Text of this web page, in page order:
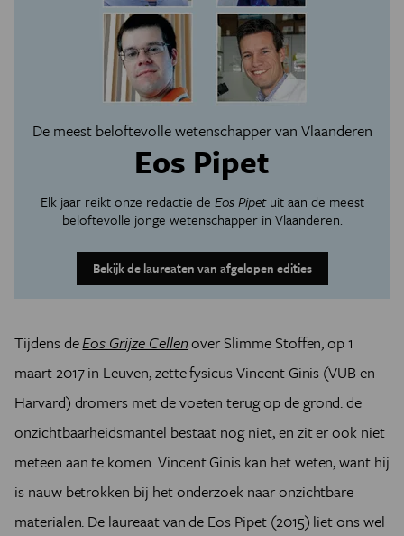
De meest beloftevolle wetenschapper van Vlaanderen
Eos Pipet
Elk jaar reikt onze redactie de Eos Pipetuit aan de meest
beloftevolle jonge wetenschapper in Vlaanderen.
Bekijk de laureaten van afgelopen edities
Tijdens deEos Grijze Cellenover Slimme Stoffen, op 1
maart 2017 in Leuven, zette fysicus Vincent Ginis (VUB en
Harvard) dromers met de voeten terug op de grond: de
onzichtbaarheidsmantel bestaat nog niet, en zit er ook niet
meteen aan te komen. Vincent Ginis kan het weten, want hij
is nauw betrokken bij het onderzoek naar onzichtbare
materialen. De laureaat van de Eos Pipet (2015) liet ons wel